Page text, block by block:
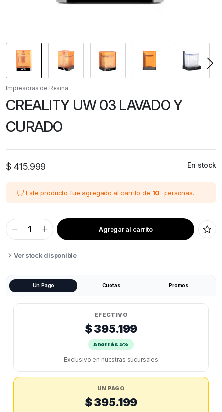
Impresoras de Resina
CREALITY UW 03 LAVADO Y
CURADO
$ 415.999 En stock
Este producto fue agregado al carrito de 10 personas.
CREALITY
UW
LAVADO
Y
quantity
Agregar al carrito
Ver stock disponible
Un Pago Cuotas Promos
EFECTIVO
$ 395.199
Ahorrás 5%
Exclusivo en nuestras sucursales
UN PAGO
$ 395.199